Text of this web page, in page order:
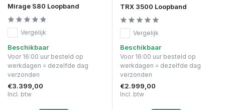
Mirage S80 Loopband
Vergelijk
Beschikbaar
Voor 16:00 uur besteld op
werkdagen = dezelfde dag
verzonden
€3.399,00
Incl. btw
TRX 3500 Loopband
Vergelijk
Beschikbaar
Voor 16:00 uur besteld op
werkdagen = dezelfde dag
verzonden
€2.999,00
Incl. btw